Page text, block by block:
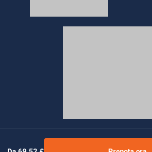
© 2026 Golden Tours | All rights reserved